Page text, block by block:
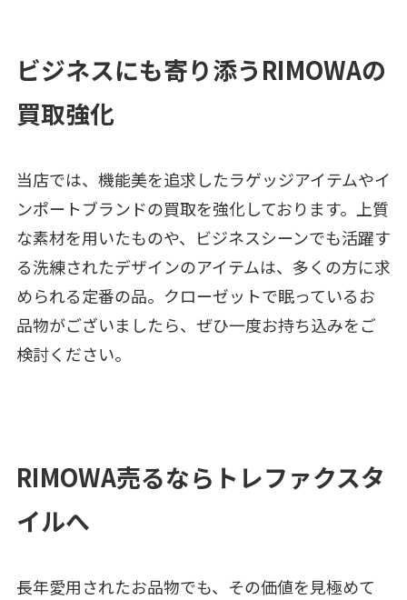
ビジネスにも寄り添うRIMOWAの
買取強化
当店では、機能美を追求したラゲッジアイテムやイ
ンポートブランドの買取を強化しております。上質
な素材を用いたものや、ビジネスシーンでも活躍す
る洗練されたデザインのアイテムは、多くの方に求
められる定番の品。クローゼットで眠っているお
品物がございましたら、ぜひ一度お持ち込みをご
検討ください。
RIMOWA売るならトレファクスタ
イルへ
長年愛用されたお品物でも、その価値を見極めて